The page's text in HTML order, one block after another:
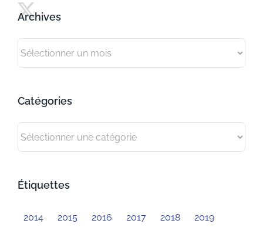
Archives
Catégories
Étiquettes
2014 2015 2016 2017 2018 2019